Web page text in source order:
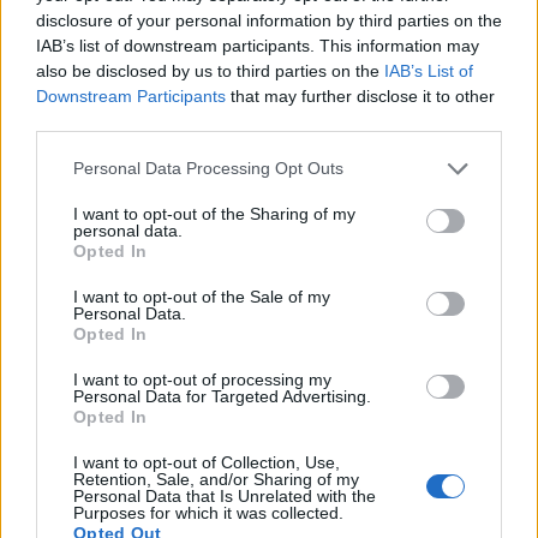
disclosure of your personal information by third parties on the
IAB’s list of downstream participants. This information may
also be disclosed by us to third parties on the IAB’s List of
Downstream Participants that may further disclose it to other
Personal Data Processing Opt Outs
I want to opt-out of the Sharing of my
personal data.
Opted In
I want to opt-out of the Sale of my
Personal Data.
Opted In
I want to opt-out of processing my
Personal Data for Targeted Advertising.
Opted In
I want to opt-out of Collection, Use,
Retention, Sale, and/or Sharing of my
Personal Data that Is Unrelated with the
Purposes for which it was collected.
Opted Out